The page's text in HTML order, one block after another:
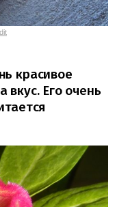
красивое
вкус. Его очень